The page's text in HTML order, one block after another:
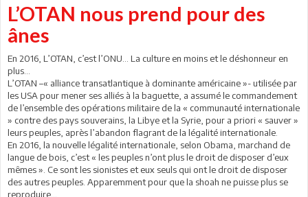
L’OTAN nous prend pour des
ânes
En 2016, L’OTAN, c’est l’ONU… La culture en moins et le déshonneur en
plus…
L’OTAN –« alliance transatlantique à dominante américaine »- utilisée par
les USA pour mener ses alliés à la baguette, a assumé le commandement
de l’ensemble des opérations militaire de la « communauté internationale
» contre des pays souverains, la Libye et la Syrie, pour a priori « sauver »
leurs peuples, après l’abandon flagrant de la légalité internationale.
En 2016, la nouvelle légalité internationale, selon Obama, marchand de
langue de bois, c’est « les peuples n’ont plus le droit de disposer d’eux
mêmes ». Ce sont les sionistes et eux seuls qui ont le droit de disposer
des autres peuples. Apparemment pour que la shoah ne puisse plus se
reproduire...